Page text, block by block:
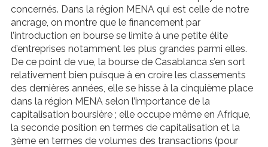
concernés. Dans la région MENA qui est celle de notre
ancrage, on montre que le financement par
l’introduction en bourse se limite à une petite élite
d’entreprises notamment les plus grandes parmi elles.
De ce point de vue, la bourse de Casablanca s’en sort
relativement bien puisque à en croire les classements
des dernières années, elle se hisse à la cinquième place
dans la région MENA selon l’importance de la
capitalisation boursière ; elle occupe même en Afrique,
la seconde position en termes de capitalisation et la
3ème en termes de volumes des transactions (pour